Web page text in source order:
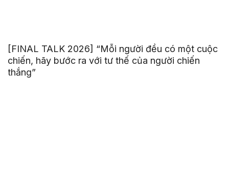
[FINAL TALK 2026] “Mỗi người đều có một cuộc
chiến, hãy bước ra với tư thế của người chiến
thắng”